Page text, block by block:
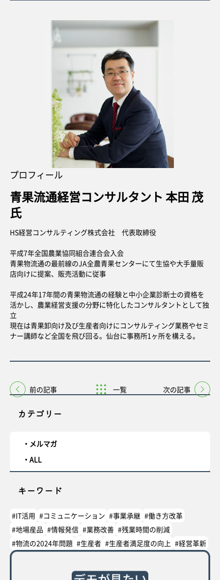
カテゴリー
メルマガ
ALL
キーワード
#IT活用 #コミュニケーション #事業承継 #働き方改革
#地場産品 #情報発信 #業務改善 #残業時間の削減
#物流の2024年問題 #生産者 #生産者満足度の向上 #経営革新
プロフィール
青果流通経営コンサルタント 本田 茂
氏
HS経営コンサルティング株式会社 代表取締役
平成7年全国農業協同組合連合会入会
青果物流通の最前線のJA全農青果センターにて生協や大手量販
店向けに提案、販売活動に従事
平成24年17年間の青果物流通の経験と中小企業診断士の資格を
活かし、農業経営支援の分野に特化したコンサルタントとして独
立
現在は青果卸向け及び生産者向けにコンサルティング業務やセミ
ナー講師など全国を飛び回る。仙台に事務所1ヶ所を構える。
前の記事 一覧 次の記事